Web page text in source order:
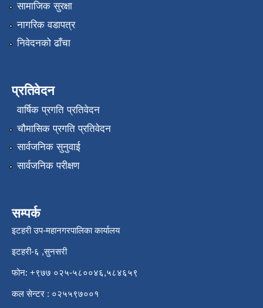
सामाजिक सुरक्षा
नागरिक वडापत्र
निवेदनको ढाँचा
प्रतिवेदन
वार्षिक प्रगति प्रतिवेदन
चौमासिक प्रगति प्रतिवेदन
सार्वजनिक सुनुवाई
सार्वजनिक परीक्षण
सम्पर्क
इटहरी उप-महानगरपालिका कार्यालय
इटहरी-६ ,सुनसरी
फोन: +९७७ ०२५-५८००४६,५८४६५९
कल सेन्टर : ०२५५९७००१